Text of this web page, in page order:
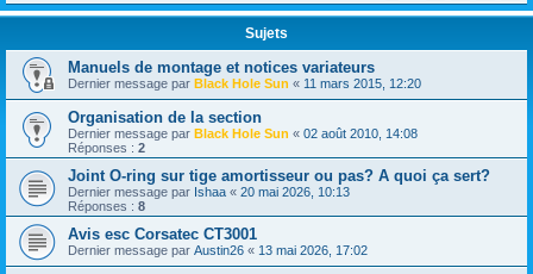
Sujets
Manuels de montage et notices variateurs
Dernier message par Black Hole Sun « 11 mars 2015, 12:20
Organisation de la section
Dernier message par Black Hole Sun « 02 août 2010, 14:08
Réponses : 2
Joint O-ring sur tige amortisseur ou pas? A quoi ça sert?
Dernier message par Ishaa « 20 mai 2026, 10:13
Réponses : 8
Avis esc Corsatec CT3001
Dernier message par Austin26 « 13 mai 2026, 17:02